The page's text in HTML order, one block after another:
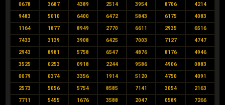
0678 3687 4389 2514 3954 8706 4214
9483 5010 6400 6472 5843 6175 4083
1164 1877 8949 2770 6611 2935 6516
7433 3139 3908 6425 7003 7127 4747
2943 8981 5758 6547 4876 8176 4946
3525 0253 0918 2244 9586 4906 0883
0079 0374 3356 1914 5120 4750 4091
2573 5056 5754 8585 7141 3054 2163
7711 5455 1676 3588 2047 0589 7266